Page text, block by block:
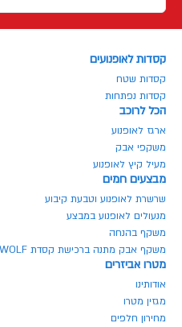
קסדות לאופנועים
קסדות שטח
קסדות נפתחות
הכל לרוכב
ארגז לאופנוע
משקפי אבק
מעיל קיץ לאופנוע
מבצעים חמים
שרשרת לאופנוע וטבעת קיבוע
מנעולים לאופנוע במבצע
משקף בהנחה
משקף אבק מתנה ברכישת קסדת WOLF
מטרו אביזרים
אודותינו
מגזין מטרו
מחירון חלפים